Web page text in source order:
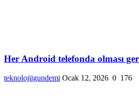
Her Android telefonda olması
teknolojiigundemi Ocak 12, 2026 0 176